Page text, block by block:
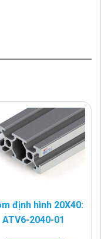
định hình 20X40:
ATV6-2040-01